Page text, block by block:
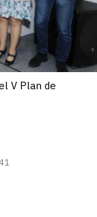
V Plan de